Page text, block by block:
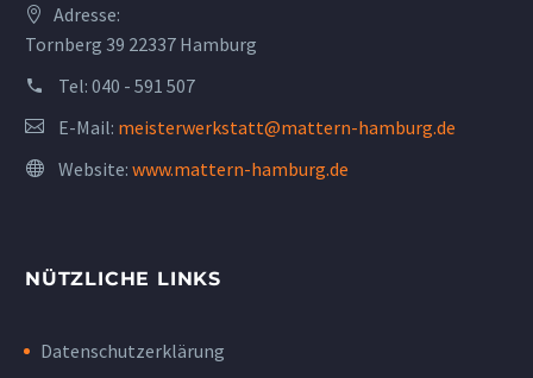
Adresse:
Tornberg 39 22337 Hamburg
Tel: 040 - 591 507
E-Mail: meisterwerkstatt@mattern-hamburg.de
Website: www.mattern-hamburg.de
NÜTZLICHE LINKS
Datenschutzerklärung